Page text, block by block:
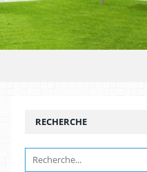
RECHERCHE